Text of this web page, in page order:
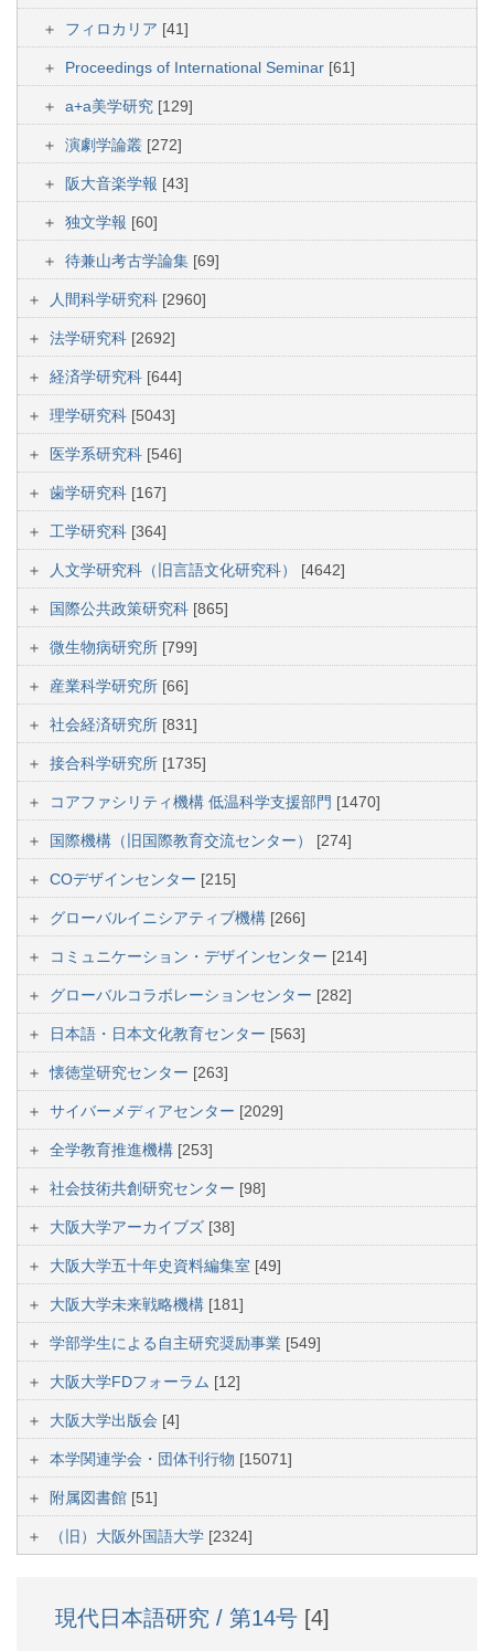
フィロカリア [41]
Proceedings of International Seminar [61]
a+a美学研究 [129]
演劇学論叢 [272]
阪大音楽学報 [43]
独文学報 [60]
待兼山考古学論集 [69]
人間科学研究科 [2960]
法学研究科 [2692]
経済学研究科 [644]
理学研究科 [5043]
医学系研究科 [546]
歯学研究科 [167]
工学研究科 [364]
人文学研究科（旧言語文化研究科） [4642]
国際公共政策研究科 [865]
微生物病研究所 [799]
産業科学研究所 [66]
社会経済研究所 [831]
接合科学研究所 [1735]
コアファシリティ機構 低温科学支援部門 [1470]
国際機構（旧国際教育交流センター） [274]
COデザインセンター [215]
グローバルイニシアティブ機構 [266]
コミュニケーション・デザインセンター [214]
グローバルコラボレーションセンター [282]
日本語・日本文化教育センター [563]
懐徳堂研究センター [263]
サイバーメディアセンター [2029]
全学教育推進機構 [253]
社会技術共創研究センター [98]
大阪大学アーカイブズ [38]
大阪大学五十年史資料編集室 [49]
大阪大学未来戦略機構 [181]
学部学生による自主研究奨励事業 [549]
大阪大学FDフォーラム [12]
大阪大学出版会 [4]
本学関連学会・団体刊行物 [15071]
附属図書館 [51]
（旧）大阪外国語大学 [2324]
現代日本語研究 / 第14号 [4]